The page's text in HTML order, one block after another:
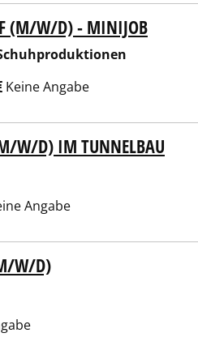
(M/W/D) - MINIJOB
Keine Angabe
W/D) IM TUNNELBAU
Angabe
W/D)